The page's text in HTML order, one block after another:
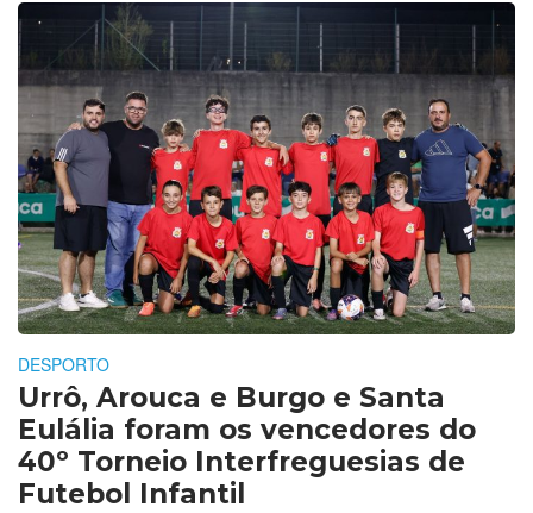
DESPORTO
Urrô, Arouca e Burgo e Santa
Eulália foram os vencedores do
40º Torneio Interfreguesias de
Futebol Infantil